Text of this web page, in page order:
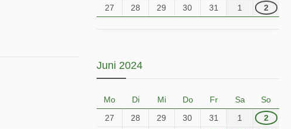
27
28 29 30 31 1 2
Juni 2024
Mo Di Mi Do Fr Sa
So
27
28 29 30 31 1
2